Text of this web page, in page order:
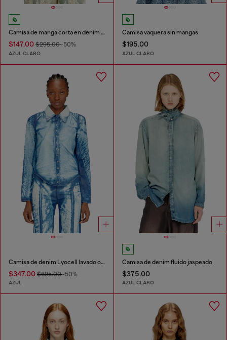
Camisa de manga corta en denim y encaje
$147.00 $295.00-50%
AZUL CLARO
Camisa vaquera sin mangas
$195.00
AZUL CLARO
Camisa de denim Lyocell lavado oscuro
$347.00 $695.00-50%
AZUL
Camisa de denim fluido jaspeado
$375.00
AZUL CLARO